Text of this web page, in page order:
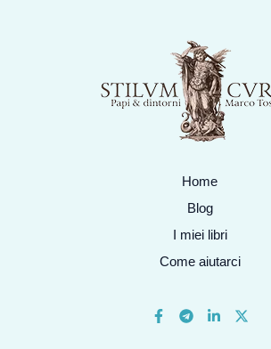
Home
Blog
I miei libri
Come aiutarci